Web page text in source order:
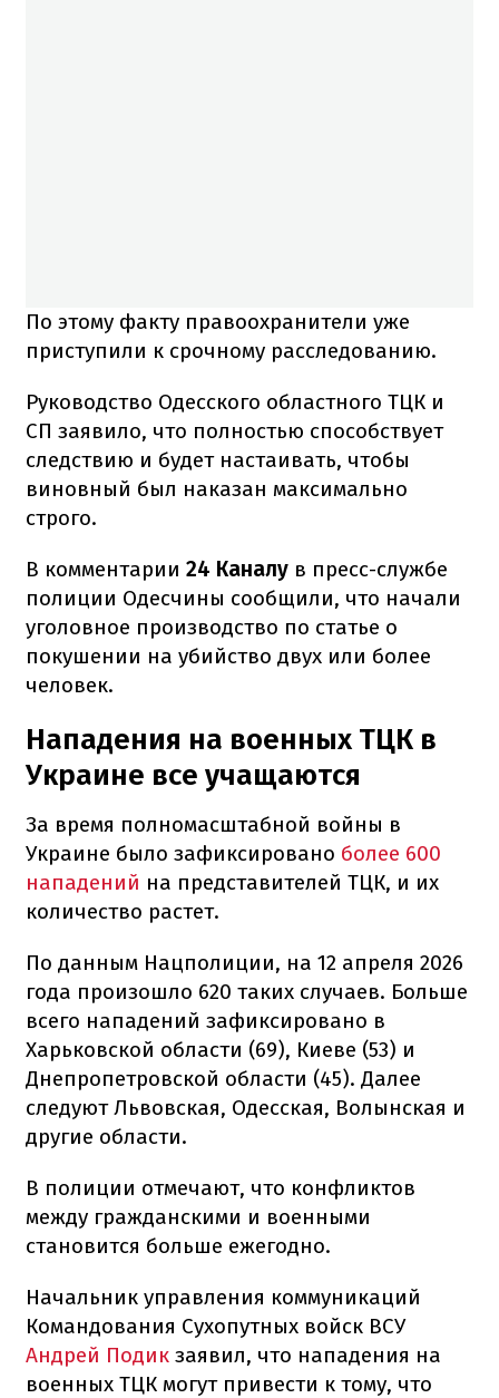
По этому факту правоохранители уже
приступили к срочному расследованию.
Руководство Одесского областного ТЦК и
СП заявило, что полностью способствует
следствию и будет настаивать, чтобы
виновный был наказан максимально
строго.
В комментарии 24 Каналу в пресс-службе
полиции Одесчины сообщили, что начали
уголовное производство по статье о
покушении на убийство двух или более
человек.
Нападения на военных ТЦК в
Украине все учащаются
За время полномасштабной войны в
Украине было зафиксировано более 600
нападений на представителей ТЦК, и их
количество растет.
По данным Нацполиции, на 12 апреля 2026
года произошло 620 таких случаев. Больше
всего нападений зафиксировано в
Харьковской области (69), Киеве (53) и
Днепропетровской области (45). Далее
следуют Львовская, Одесская, Волынская и
другие области.
В полиции отмечают, что конфликтов
между гражданскими и военными
становится больше ежегодно.
Начальник управления коммуникаций
Командования Сухопутных войск ВСУ
Андрей Подик заявил, что нападения на
военных ТЦК могут привести к тому, что